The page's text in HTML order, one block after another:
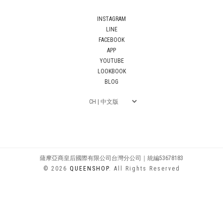
INSTAGRAM
LINE
FACEBOOK
APP
YOUTUBE
LOOKBOOK
BLOG
薩摩亞商皇后國際有限公司台灣分公司｜統編53678183
© 2026 QUEENSHOP. All Rights Reserved